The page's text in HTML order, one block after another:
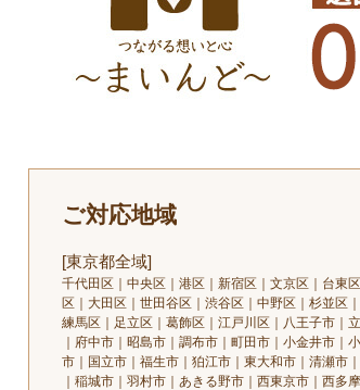
ご対応地域
[東京都全域]
千代田区｜中央区｜港区｜新宿区｜文京区｜台東
区｜大田区｜世田谷区｜渋谷区｜中野区｜杉並区
練馬区｜足立区｜葛飾区｜江戸川区｜八王子市｜
｜府中市｜昭島市｜調布市｜町田市｜小金井市｜
市｜国立市｜福生市｜狛江市｜東大和市｜清瀬市
｜稲城市｜羽村市｜あきる野市｜西東京市｜西多